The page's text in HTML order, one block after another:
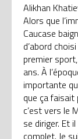
Alikhan
Alors que
Caucase
d’abord
premier
ans. À
importante
que ça faisait
c’est vers le
se diriger. Et
complet. Je